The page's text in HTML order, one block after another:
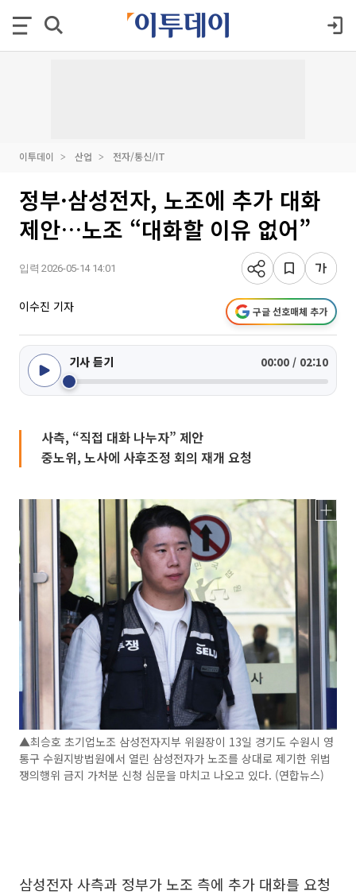
이투데이 산업 전자/통신/IT
정부·삼성전자, 노조에 추가 대화
제안…노조 “대화할 이유 없어”
입력 2026-05-14 14:01
이수진 기자 구글 선호매체 추가
기사 듣기 00:00 / 02:10
사측, “직접 대화 나누자” 제안
중노위, 노사에 사후조정 회의 재개 요청
▲최승호 초기업노조 삼성전자지부 위원장이 13일 경기도 수원시 영
통구 수원지방법원에서 열린 삼성전자가 노조를 상대로 제기한 위법
쟁의행위 금지 가처분 신청 심문을 마치고 나오고 있다. (연합뉴스)
삼성전자 사측과 정부가 노조 측에 추가 대화를 요청